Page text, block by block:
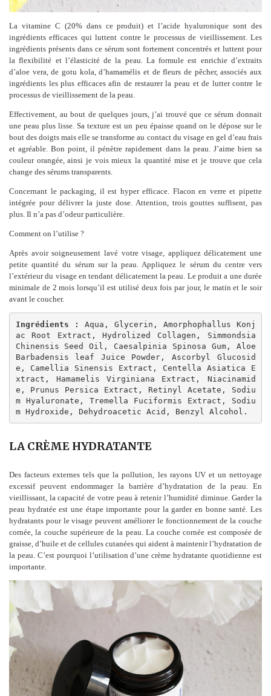
La vitamine C (20% dans ce produit) et l’acide hyaluronique sont des
ingrédients efficaces qui luttent contre le processus de vieillissement. Les
ingrédients présents dans ce sérum sont fortement concentrés et luttent pour
la flexibilité et l’élasticité de la peau. La formule est enrichie d’extraits
d’aloe vera, de gotu kola, d’hamamélis et de fleurs de pêcher, associés aux
ingrédients les plus efficaces afin de restaurer la peau et de lutter contre le
processus de vieillissement de la peau.
Effectivement, au bout de quelques jours, j’ai trouvé que ce sérum donnait
une peau plus lisse. Sa texture est un peu épaisse quand on le dépose sur le
bout des doigts mais elle se transforme au contact du visage en gel d’eau frais
et agréable. Bon point, il pénètre rapidement dans la peau. J’aime bien sa
couleur orangée, ainsi je vois mieux la quantité mise et je trouve que cela
change des sérums transparents.
Concernant le packaging, il est hyper efficace. Flacon en verre et pipette
intégrée pour délivrer la juste dose. Attention, trois gouttes suffisent, pas
plus. Il n’a pas d’odeur particulière.
Comment on l’utilise ?
Après avoir soigneusement lavé votre visage, appliquez délicatement une
petite quantité du sérum sur la peau. Appliquez le sérum du centre vers
l’extérieur du visage en tendant délicatement la peau. Le produit a une durée
minimale de 2 mois lorsqu’il est utilisé deux fois par jour, le matin et le soir
avant le coucher.
Ingrédients : Aqua, Glycerin, Amorphophallus Konj
ac Root Extract, Hydrolized Collagen, Simmondsia
Chinensis Seed Oil, Caesalpinia Spinosa Gum, Aloe
Barbadensis leaf Juice Powder, Ascorbyl Glucosid
e, Camellia Sinensis Extract, Centella Asiatica E
xtract, Hamamelis Virginiana Extract, Niacinamid
e, Prunus Persica Extract, Retinyl Acetate, Sodiu
m Hyaluronate, Tremella Fuciformis Extract, Sodiu
m Hydroxide, Dehydroacetic Acid, Benzyl Alcohol.
LA CRÈME HYDRATANTE
Des facteurs externes tels que la pollution, les rayons UV et un nettoyage
excessif peuvent endommager la barrière d’hydratation de la peau. En
vieillissant, la capacité de votre peau à retenir l’humidité diminue. Garder la
peau hydratée est une étape importante pour la garder en bonne santé. Les
hydratants pour le visage peuvent améliorer le fonctionnement de la couche
cornée, la couche supérieure de la peau. La couche cornée est composée de
graisse, d’huile et de cellules cutanées qui aident à maintenir l’hydratation de
la peau. C’est pourquoi l’utilisation d’une crème hydratante quotidienne est
importante.